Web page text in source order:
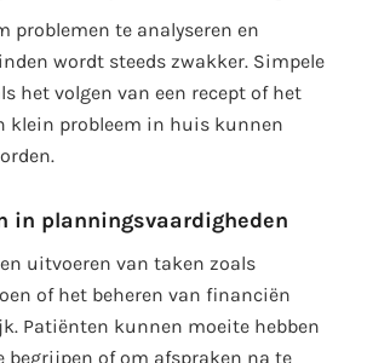
problemen te analyseren en
wordt steeds zwakker. Simpele
het volgen van een recept of het
klein probleem in huis kunnen
in planningsvaardigheden
uitvoeren van taken zoals
of het beheren van financiën
Patiënten kunnen moeite hebben
of om afspraken na te